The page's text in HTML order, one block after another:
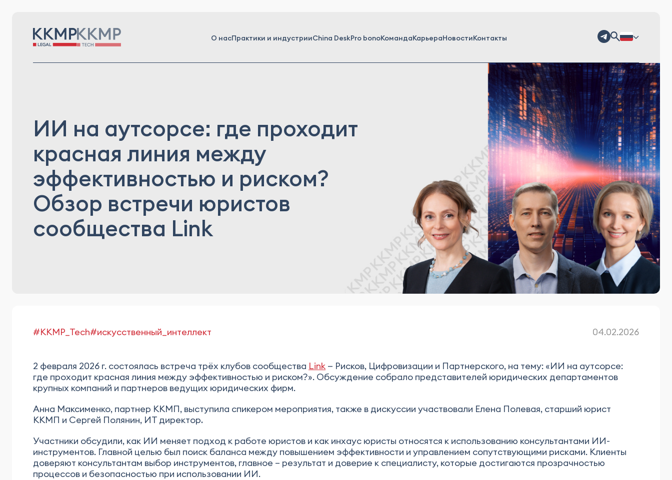
О насПрактики и индустрииChina DeskPro bonoКомандаКарьераНовостиКонтакты
ИИ на аутсорсе: где проходит
красная линия между
эффективностью и риском?
Обзор встречи юристов
сообщества Link
#KKMP_Tech#искусственный_интеллект 04.02.2026
2 февраля 2026 г. состоялась встреча трёх клубов сообщества Link— Рисков, Цифровизации и Партнерского, на тему: «ИИ на аутсорсе:
где проходит красная линия между эффективностью и риском?». Обсуждение собрало представителей юридических департаментов
крупных компаний и партнеров ведущих юридических фирм.
Анна Максименко, партнер ККМП, выступила спикером мероприятия, также в дискуссии участвовали Елена Полевая, старший юрист
ККМП и Сергей Полянин, ИТ директор.
Участники обсудили, как ИИ меняет подход к работе юристов и как инхаус юристы относятся к использованию консультантами ИИ-
инструментов. Главной целью был поиск баланса между повышением эффективности и управлением сопутствующими рисками. Клиенты
доверяют консультантам выбор инструментов, главное – результат и доверие к специалисту, которые достигаются прозрачностью
процессов и безопасностью при использовании ИИ.